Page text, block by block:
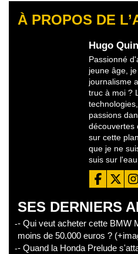
À PROPOS DE
Hugo
Passionné
jeune âge,
journalisme
truc à moi ?
passions
découvertes
sur cette
que je ne
suis sur
SES DERNIERS
- Qui veut acheter cette BMW
moins de 50.000 euros ?
- Quand la Honda Prelude